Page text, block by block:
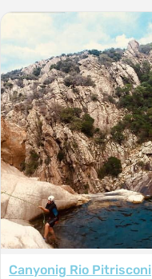
Canyonig Rio Pitrisconi